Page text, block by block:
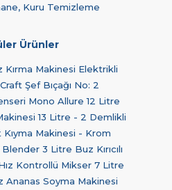
Kuru Temizleme
Ürünler
Kırma Makinesi Elektrikli
Şef Bıçağı No: 2
Mono Allure 12 Litre
13 Litre - 2 Demlikli
Kıyma Makinesi - Krom
3 Litre Buz Kırıcılı
Kontrollü Mikser 7 Litre
Ananas Soyma Makinesi